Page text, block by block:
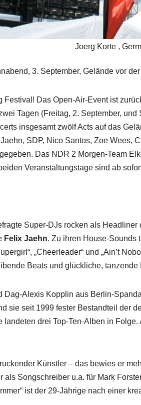
Joerg Korte ,
3. September, Gelände vor
Festival! Das Open-Air-Event ist
Tagen (Freitag, 2. September,
insgesamt zwölf Acts auf das
SDP, Nico Santos, Zoe Wees,
Das NDR 2 Morgen-Team
Veranstaltungstage sind ab
Super-DJs rocken als
Felix Jaehn. Zu ihren House-Sounds
„Cheerleader“ und „Ain’t
Beats und glückliche,
Dag-Alexis Kopplin aus Berlin-
sie seit 1999 fester Bestandteil der
landeten drei Top-Ten-Alben in
Künstler – das bewies er
Songschreiber u.a. für Mark
ist der 29-Jährige nach einer